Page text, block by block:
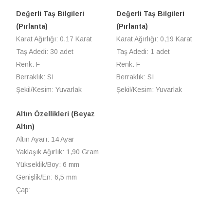
Değerli Taş Bilgileri
(Pırlanta)
Karat Ağırlığı: 0,17 Karat
Taş Adedi: 30 adet
Renk: F
Berraklık: SI
Şekil/Kesim: Yuvarlak
Değerli Taş Bilgileri
(Pırlanta)
Karat Ağırlığı: 0,19 Karat
Taş Adedi: 1 adet
Renk: F
Berraklık: SI
Şekil/Kesim: Yuvarlak
Altın Özellikleri (Beyaz
Altın)
Altın Ayarı: 14 Ayar
Yaklaşık Ağırlık: 1,90 Gram
Yükseklik/Boy: 6 mm
Genişlik/En: 6,5 mm
Çap: